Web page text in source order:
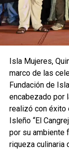
Isla Mujeres,
marco de las
Fundación de
encabezado por
realizó con éxito
Isleño “El
por su ambiente
riqueza culinaria